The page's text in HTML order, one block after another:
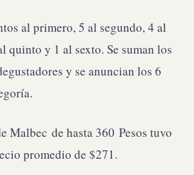
al primero, 5 al segundo, 4 al
quinto y 1 al sexto. Se suman los
y se anuncian los 6
Malbec de hasta 360 Pesos tuvo
promedio de $271.